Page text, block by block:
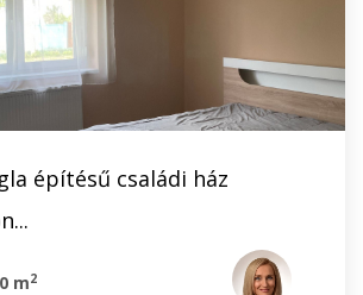
építésű családi ház
m2